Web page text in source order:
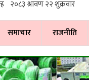
समाचार राजनीति